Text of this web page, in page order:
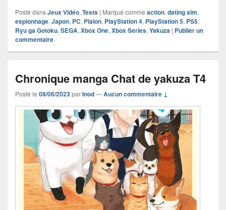
Posté dansJeux Vidéo, Tests | Marqué comme action, dating sim,
espionnage, Japon, PC, Plaion, PlayStation 4, PlayStation 5, PS5,
Ryu ga Gotoku, SEGA, Xbox One, Xbox Series, Yakuza | Publier un
commentaire
Chronique manga Chat de yakuza T4
Posté le 08/06/2023parInod—Aucun commentaire ↓